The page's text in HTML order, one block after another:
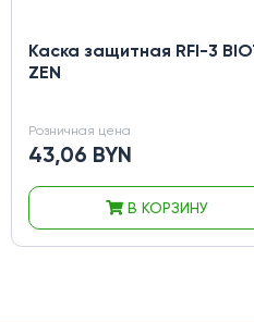
Каска защитная RFI-3
ZEN
Розничная цена
43,06 BYN
В КОРЗИНУ